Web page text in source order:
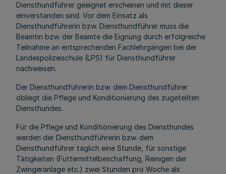
Diensthundführer geeignet erscheinen und mit dieser
einverstanden sind. Vor dem Einsatz als
Diensthundführerin bzw. Diensthundführer muss die
Beamtin bzw. der Beamte die Eignung durch erfolgreiche
Teilnahme an entsprechenden Fachlehrgängen bei der
Landespolizeischule (LPS) für Diensthundführer
nachweisen.
Der Diensthundführerin bzw. dem Diensthundführer
obliegt die Pflege und Konditionierung des zugeteilten
Diensthundes.
Für die Pflege und Konditionierung des Diensthundes
werden der Diensthundführerin bzw. dem
Diensthundführer täglich eine Stunde, für sonstige
Tätigkeiten (Futtermittelbeschaffung, Reinigen der
Zwingeranlage etc.) zwei Stunden pro Woche als